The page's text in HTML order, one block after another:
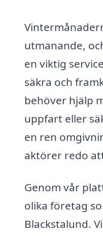
utmanande,
en viktig
säkra och
behöver hjälp
uppfart eller
en ren
aktörer redo
Genom vår
olika företag
Blackstalund.